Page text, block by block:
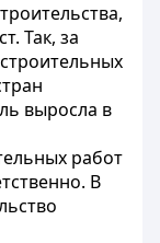
Так, за
выросла в
работ
В